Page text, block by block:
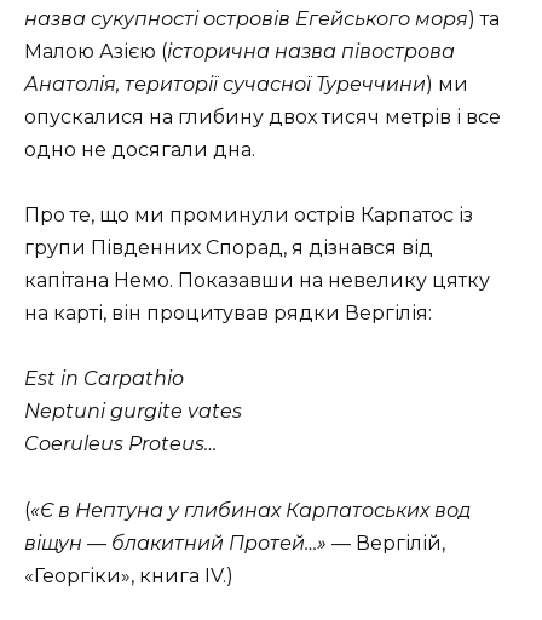
назва сукупності островів Егейського моря) та
Малою Азією (історична назва півострова
Анатолія, території сучасної Туреччини) ми
опускалися на глибину двох тисяч метрів і все
одно не досягали дна.
Про те, що ми проминули острів Карпатос із
групи Південних Спорад, я дізнався від
капітана Немо. Показавши на невелику цятку
на карті, він процитував рядки Вергілія:
Est in Carpathio
Neptuni gurgite vates
Coeruleus Proteus…
(«Є в Нептуна у глибинах Карпатоських вод
віщун — блакитний Протей…» — Вергілій,
«Георгіки», книга IV.)